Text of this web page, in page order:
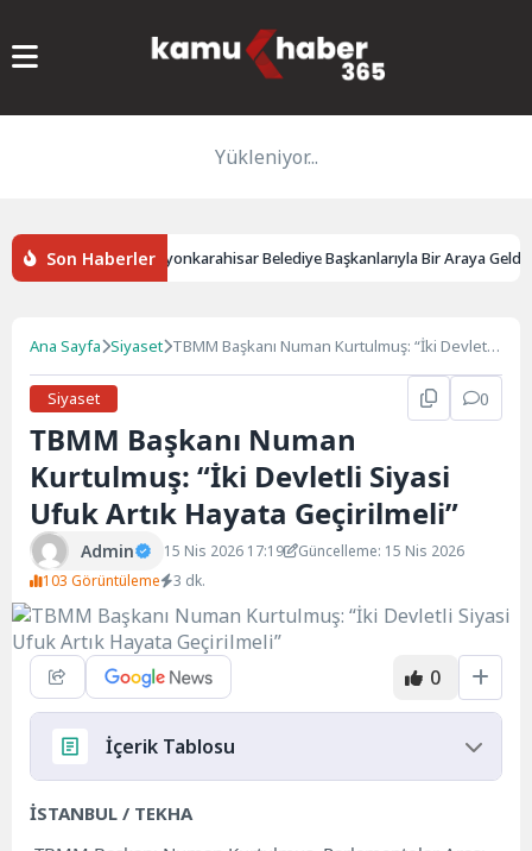
Yükleniyor...
Son Haberler
Uraloğlu, Afyonkarahisar Belediye Başkanlarıyla Bir Araya Geldi
Ana Sayfa Siyaset TBMM Başkanı Numan Kurtulmuş: “İki Devletli
Siyaset
0
TBMM Başkanı Numan
Kurtulmuş: “İki Devletli Siyasi
Ufuk Artık Hayata Geçirilmeli”
Admin 15 Nis 2026 17:19
Güncelleme: 15 Nis 2026
103 Görüntüleme
3 dk.
0
İçerik Tablosu
“Sistematik Bir Soykırım Zihniyeti Uygulanıyor”
İSTANBUL / TEKHA